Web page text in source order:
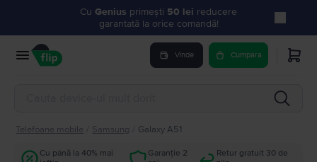
Cu Genius primești 50 lei reducere
garantată la orice comandă!
Vinde Cumpara
Telefoane mobile Samsung Galaxy A51
Cu până la 40% mai
Garanție 2
Retur gratuit 30 de